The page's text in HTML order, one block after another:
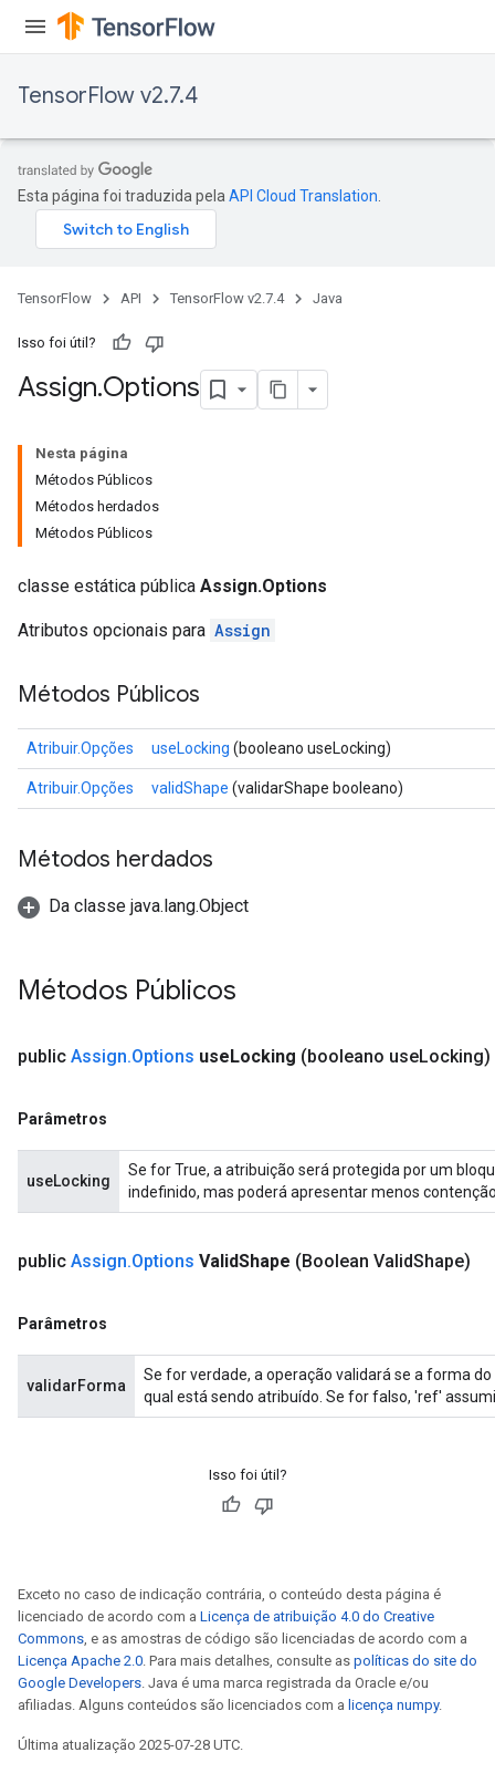
TensorFlow v2.7.4
Esta página foi traduzida pela API Cloud Translation
TensorFlow API TensorFlow v2.7.4 Java
Isso foi útil?
Assign.Options
Nesta página
Métodos Públicos
Métodos herdados
Métodos Públicos
classe estática pública Assign.Options
Atributos opcionais para Assign
Métodos Públicos
Atribuir.Opções useLocking (booleano useLocking)
Atribuir.Opções validShape (validarShape booleano)
Métodos herdados
Da classe java.lang.Object
Métodos Públicos
public Assign.Options useLocking (booleano useLocking)
Parâmetros
useLocking
Se for True, a atribuição será protegida por um
indefinido, mas poderá apresentar menos
public Assign.Options ValidShape (Boolean ValidShape)
Parâmetros
validarForma
Se for verdade, a operação validará se a forma
qual está sendo atribuído. Se for falso, 'ref'
Isso foi útil?
Exceto no caso de indicação contrária, o conteúdo desta página é
licenciado de acordo com a Licença de atribuição 4.0 do Creative
Commons, e as amostras de código são licenciadas de acordo com a
Licença Apache 2.0. Para mais detalhes, consulte as políticas do site do
Google Developers. Java é uma marca registrada da Oracle e/ou
afiliadas. Alguns conteúdos são licenciados com a licença numpy.
Última atualização 2025-07-28 UTC.